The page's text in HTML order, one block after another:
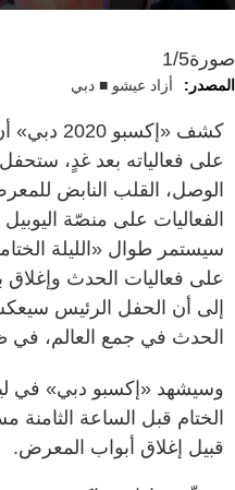
صورة1/5
المصدر: أزاد عيشو ■ دبي
كشف
على فعالياته بعد غدٍ،
الوصل، القلب النابض
الفعاليات على منصّة
سيستمر طوال «الليلة
على فعاليات الحدث وإغلاق
إلى أن الحفل الرئيس
الحدث في جمع العالم، في
وسيشهد «إكسبو دبي» في
الختام قبل الساعة الثامنة
قبيل إغلاق أبواب المعرض.